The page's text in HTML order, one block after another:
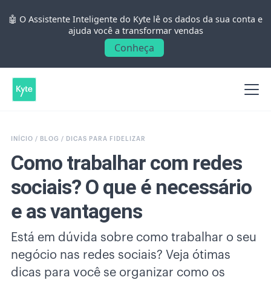
🤖 O Assistente Inteligente do Kyte lê os dados da sua conta e
ajuda você a transformar vendas
Conheça
INÍCIO / BLOG / DICAS PARA FIDELIZAR
Como trabalhar com redes
sociais? O que é necessário
e as vantagens
Está em dúvida sobre como trabalhar o seu
negócio nas redes sociais? Veja ótimas
dicas para você se organizar como os